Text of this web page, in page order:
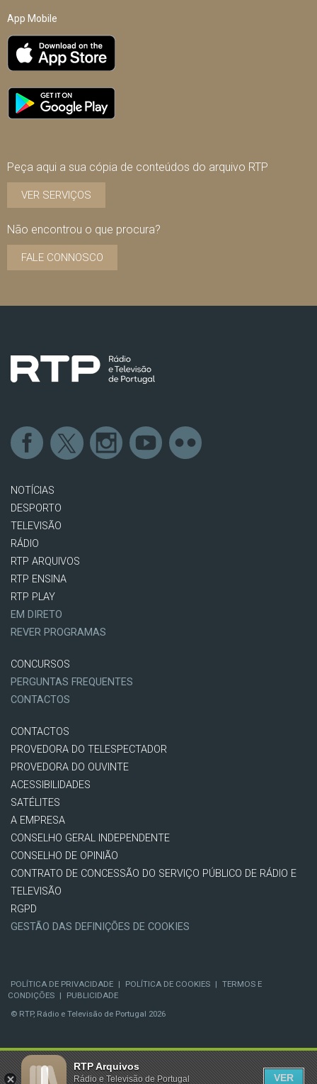
App Mobile
Peça aqui a sua cópia de conteúdos do arquivo RTP
VER SERVIÇOS
Não encontrou o que procura?
FALE CONNOSCO
NOTÍCIAS
DESPORTO
TELEVISÃO
RÁDIO
RTP ARQUIVOS
RTP ENSINA
RTP PLAY
EM DIRETO
REVER PROGRAMAS
CONCURSOS
PERGUNTAS FREQUENTES
CONTACTOS
CONTACTOS
PROVEDORA DO TELESPECTADOR
PROVEDORA DO OUVINTE
ACESSIBILIDADES
SATÉLITES
A EMPRESA
CONSELHO GERAL INDEPENDENTE
CONSELHO DE OPINIÃO
CONTRATO DE CONCESSÃO DO SERVIÇO PÚBLICO DE RÁDIO E
TELEVISÃO
RGPD
GESTÃO DAS DEFINIÇÕES DE COOKIES
POLÍTICA DE PRIVACIDADE | POLÍTICA DE COOKIES | TERMOS E
CONDIÇÕES |
PUBLICIDADE
© RTP, Rádio e Televisão de Portugal 2026
RTP Arquivos
Rádio e Televisão de Portugal VER